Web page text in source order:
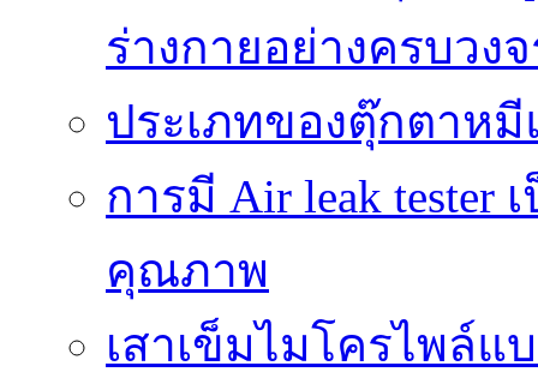
ร่างกายอย่างครบวง
ประเภทของตุ๊กตาห
การมี Air leak
คุณภาพ
เสาเข็มไมโครไพล์